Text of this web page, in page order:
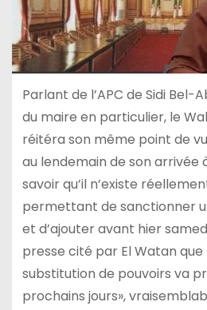
Parlant de l’APC de Sidi Bel-
du maire en particulier, le
réitéra son même point de
au lendemain de son arrivée
savoir qu’il n’existe
permettant de sanctionner
et d’ajouter avant hier
presse cité par El Watan que
substitution de pouvoirs va
prochains jours»,